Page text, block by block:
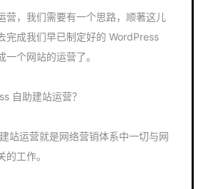
营，我们需要有一个思路，顺著这儿
完成我们早已制定好的 WordPress
个网站的运营了。
自助建站运营？
站运营就是网络营销体系中一切与网
工作。